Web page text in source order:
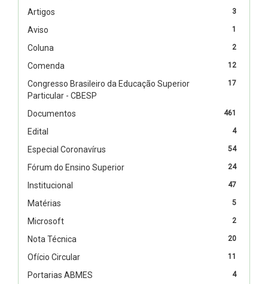
3
Artigos
1
Aviso
2
Coluna
12
Comenda
17
Congresso Brasileiro da Educação Superior
Particular - CBESP
461
Documentos
4
Edital
54
Especial Coronavírus
24
Fórum do Ensino Superior
47
Institucional
5
Matérias
2
Microsoft
20
Nota Técnica
11
Ofício Circular
4
Portarias ABMES